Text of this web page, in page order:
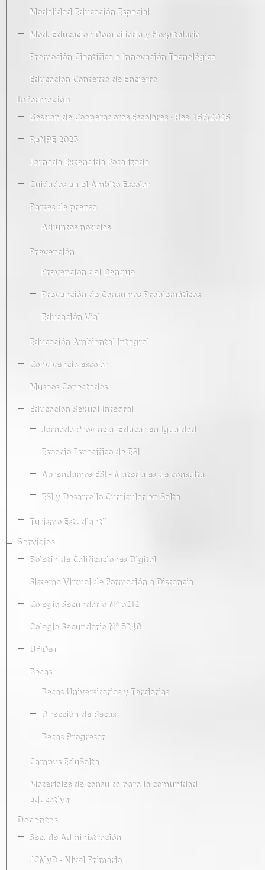
Modalidad Educación Especial
Mod. Educación Domiciliaria y Hospitalaria
Promoción Científica e Innovación Tecnológica
Educación Contexto de Encierro
Información
Gestión de Cooperadoras Escolares · Res. 167/2026
ReNPE 2025
Jornada Extendida Focalizada
Cuidados en el Ámbito Escolar
Partes de prensa
Adjuntos noticias
Prevención
Prevención del Dengue
Prevención de Consumos Problemáticos
Educación Vial
Educación Ambiental Integral
Convivencia escolar
Museos Conectados
Educación Sexual Integral
Jornada Provincial Educar en Igualdad
Espacio Específico de ESI
Aprendamos ESI - Materiales de consulta
ESI y Desarrollo Curricular en Salta
Turismo Estudiantil
Servicios
Boletín de Calificaciones Digital
Sistema Virtual de Formación a Distancia
Colegio Secundario Nº 5212
Colegio Secundario Nº 5240
UFIDeT
Becas
Becas Universitarias y Terciarias
Dirección de Becas
Becas Progresar
Campus EduSalta
Materiales de consulta para la comunidad
educativa
Docentes
Sec. de Administración
JCMyD · Nivel Primario